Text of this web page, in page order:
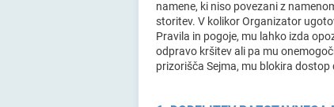
namene, ki niso povezani z
storitev. V kolikor Organizator
Pravila in pogoje, mu lahko izda
odpravo kršitev ali pa mu
prizorišča Sejma, mu blokira